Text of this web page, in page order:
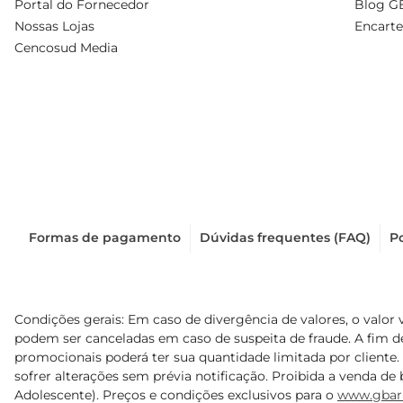
Portal do Fornecedor
Nossas Lojas
Cencosud Media
Blog
Formas de pagamento Dúvidas frequentes (FAQ)
Condições gerais: Em caso de divergência de valores, o
podem ser canceladas em caso de suspeita de fraude. A
promocionais poderá ter sua quantidade limitada por
sofrer alterações sem prévia notificação. Proibida a venda de
Adolescente). Preços e condições exclusivos para o